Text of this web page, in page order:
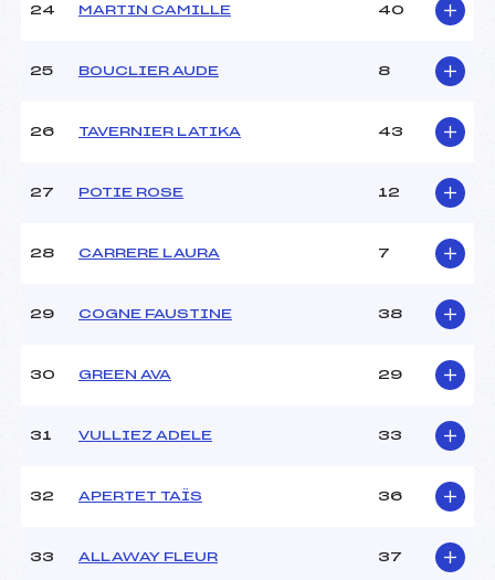
24 MARTIN CAMILLE 40
25 BOUCLIER AUDE 8
26 TAVERNIER LATIKA 43
27 POTIE ROSE 12
28 CARRERE LAURA 7
29 COGNE FAUSTINE 38
30 GREEN AVA 29
31 VULLIEZ ADELE 33
32 APERTET TAÏS 36
33 ALLAWAY FLEUR 37